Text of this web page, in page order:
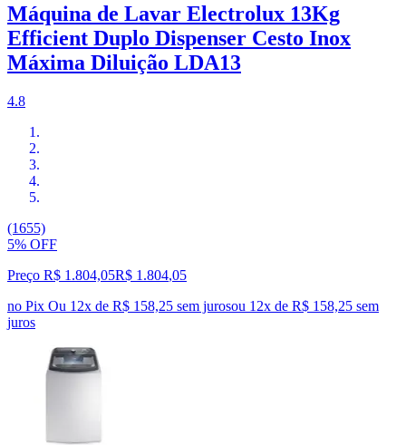
Máquina de Lavar Electrolux 13Kg
Efficient Duplo Dispenser Cesto Inox
Máxima Diluição LDA13
4.8
(1655)
5% OFF
Preço R$ 1.804,05R$ 1.804,05
no Pix Ou 12x de R$ 158,25 sem jurosou 12x de R$ 158,25 sem
juros